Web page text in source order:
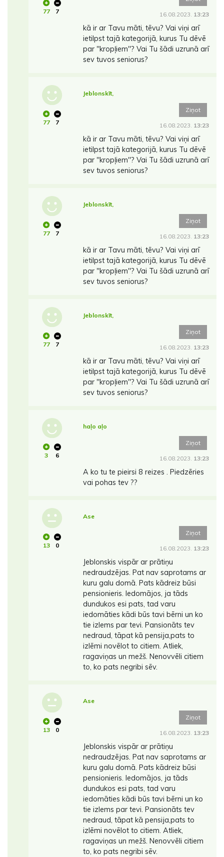
77 7 16.08.2023. 13:23
kā ir ar Tavu māti, tēvu? Vai viņi arī
ietilpst tajā kategorijā, kurus Tu dēvē
par ''kropļiem''? Vai Tu šādi uzrunā arī
sev tuvos seniorus?
77 7
Jeblonskīt,
Ziņot
16.08.2023. 13:23
kā ir ar Tavu māti, tēvu? Vai viņi arī
ietilpst tajā kategorijā, kurus Tu dēvē
par ''kropļiem''? Vai Tu šādi uzrunā arī
sev tuvos seniorus?
77 7
Jeblonskīt,
Ziņot
16.08.2023. 13:23
kā ir ar Tavu māti, tēvu? Vai viņi arī
ietilpst tajā kategorijā, kurus Tu dēvē
par ''kropļiem''? Vai Tu šādi uzrunā arī
sev tuvos seniorus?
77 7
Jeblonskīt,
Ziņot
16.08.2023. 13:23
kā ir ar Tavu māti, tēvu? Vai viņi arī
ietilpst tajā kategorijā, kurus Tu dēvē
par ''kropļiem''? Vai Tu šādi uzrunā arī
sev tuvos seniorus?
3 6
haļo aļo
Ziņot
16.08.2023. 13:23
A ko tu te pieirsi 8 reizes . Piedzēries
vai pohas tev ??
13 0
Ase
Ziņot
16.08.2023. 13:23
Jeblonskis vispār ar prātiņu
nedraudzējas. Pat nav saprotams ar
kuru galu domā. Pats kādreiz būsi
pensionieris. Iedomājos, ja tāds
dundukos esi pats, tad varu
iedomāties kādi būs tavi bērni un ko
tie izlems par tevi. Pansionāts tev
nedraud, tāpat kā pensija,pats to
izlēmi novēlot to citiem. Atliek,
ragaviņas un mežš. Nenovvēli citiem
to, ko pats negribi sēv.
13 0
Ase
Ziņot
16.08.2023. 13:23
Jeblonskis vispār ar prātiņu
nedraudzējas. Pat nav saprotams ar
kuru galu domā. Pats kādreiz būsi
pensionieris. Iedomājos, ja tāds
dundukos esi pats, tad varu
iedomāties kādi būs tavi bērni un ko
tie izlems par tevi. Pansionāts tev
nedraud, tāpat kā pensija,pats to
izlēmi novēlot to citiem. Atliek,
ragaviņas un mežš. Nenovvēli citiem
to, ko pats negribi sēv.